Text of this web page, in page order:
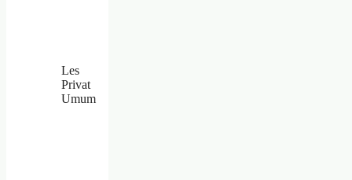
Les
Privat
Umum